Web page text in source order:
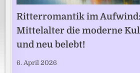
Ritterromantik im Aufwind:
Mittelalter die moderne
und neu belebt!
6. April 2026